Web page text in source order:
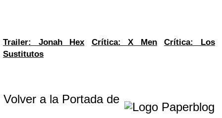
Trailer: Jonah Hex Crítica: X Men
Crítica: Los
Sustitutos
Volver a la Portada de